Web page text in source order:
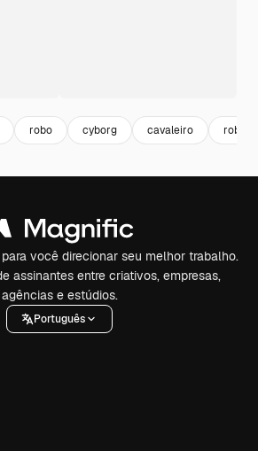
robo cyborg cavaleiro robot
você direcionar seu melhor trabalho.
assinantes entre criativos, empresas,
agências e estúdios.
Português